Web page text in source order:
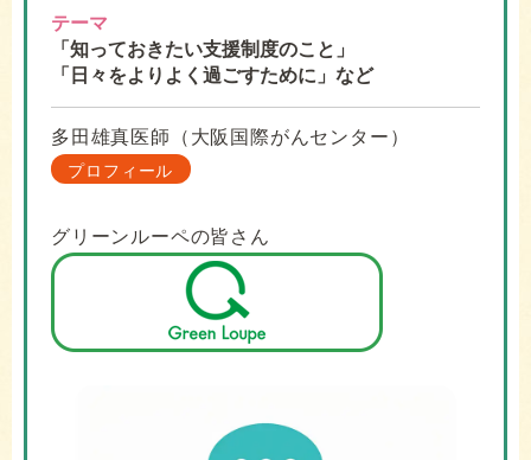
テーマ
「知っておきたい支援制度のこと」
「日々をよりよく過ごすために」など
多田雄真医師（大阪国際がんセンター）
プロフィール
グリーンルーペの皆さん